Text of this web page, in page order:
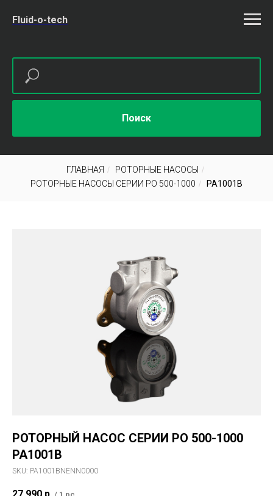
Fluid-o-tech
Поиск
ГЛАВНАЯ / РОТОРНЫЕ НАСОСЫ /
РОТОРНЫЕ НАСОСЫ СЕРИИ PO 500-1000 / PA1001B
РОТОРНЫЙ НАСОС СЕРИИ РО 500-1000
PA1001B
SKU: PA1001BNENN0000